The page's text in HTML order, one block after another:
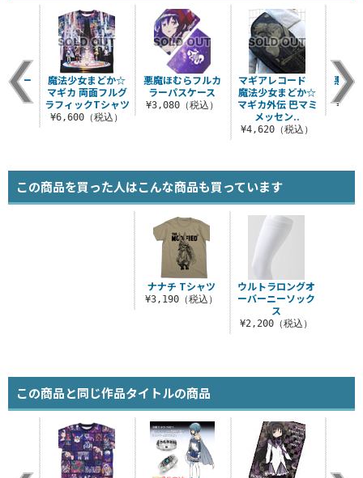
悪魔ほむらフルカ
ラーパスケース
¥3,080（税込）
マギアレコード
魔法少女まどか☆
マギカ外伝 巴マミ
メッセン..
¥4,620（税込）
悪魔
ス
リー
ス
込）
魔法少女まどか☆
マギカ 両面フルグ
ラフィックTシャツ
¥6,600（税込）
この商品を買った人はこんな商品も買っています
ナナチ Tシャツ
¥3,190（税込）
ウルトラロングオ
ーバーニーソック
ス
¥2,200（税込）
この商品と同じ作品タイトルの商品